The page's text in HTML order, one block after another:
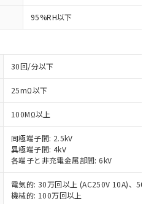
95%RH以下
30回/分以下
25mΩ以下
100MΩ以上
同極端子間: 2.5kV
異極端子間: 4kV
各端子と非充電金属部間: 6kV
電気的: 30万回以上 (AC250V 10A)、50
機械的: 100万回以上
いただき、同意のうえ
指令（10物質）の
品が提供可能な商品で
指令（10物質）の非含
切り替える予定のある
RoHS指令（10物質）の
品で、対応品を出す予